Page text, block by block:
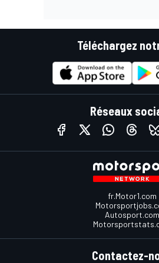
Téléchargez
Réseaux
fr.Motor1.com
Autosport.com
Contactez-